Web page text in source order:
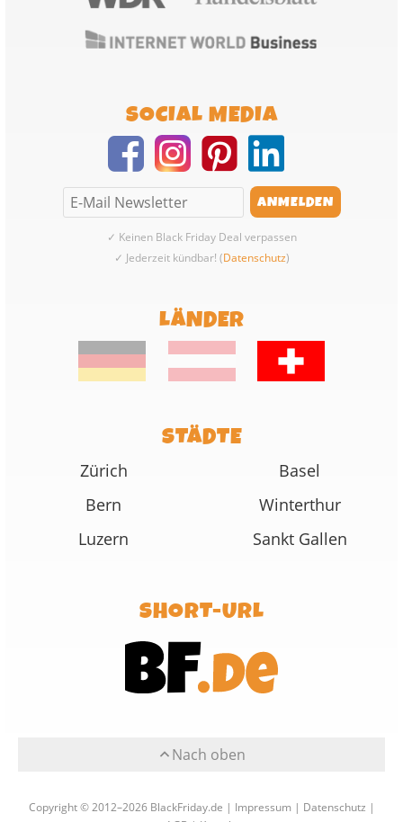
SOCIAL MEDIA
✓ Keinen Black Friday Deal verpassen
✓ Jederzeit kündbar! (Datenschutz)
LÄNDER
STÄDTE
Zürich
Basel
Bern
Winterthur
Luzern
Sankt Gallen
SHORT-URL
Nach oben
Copyright © 2012–2026 BlackFriday.de | Impressum | Datenschutz |